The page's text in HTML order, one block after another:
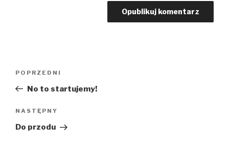
Poprzedni
wpis
POPRZEDNI
No to startujemy!
Następny
wpis
NASTĘPNY
Do przodu